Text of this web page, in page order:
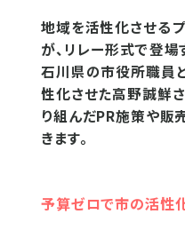
地域を活性化させる
が、リレー形式で登場
石川県の市役所職員
性化させた高野誠鮮
り組んだPR施策や販
きます。
予算ゼロで市の活性